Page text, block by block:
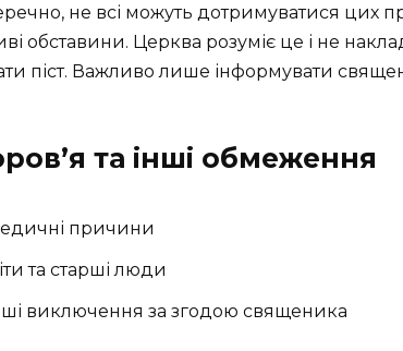
не всі можуть дотримуватися цих
обставини. Церква розуміє це і не
піст. Важливо лише інформувати
та інші обмеження
причини
та старші люди
виключення за згодою священика